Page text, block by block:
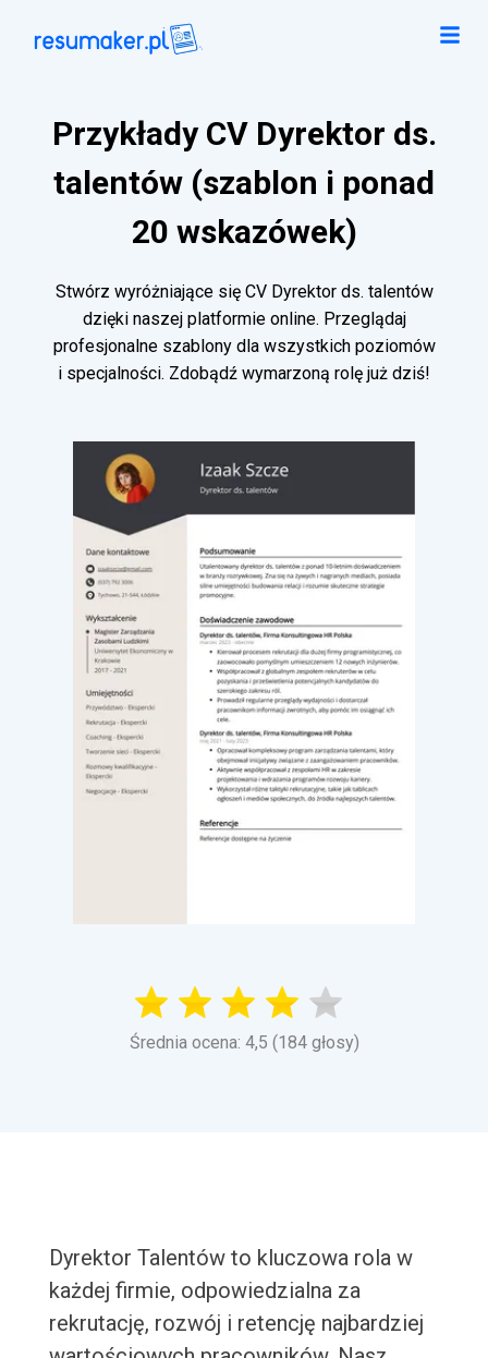
Przykłady CV Dyrektor ds.
talentów (szablon i ponad
20 wskazówek)
Stwórz wyróżniające się CV Dyrektor ds. talentów
dzięki naszej platformie online. Przeglądaj
profesjonalne szablony dla wszystkich poziomów
i specjalności. Zdobądź wymarzoną rolę już dziś!
Średnia ocena: 4,5 (184 głosy)
Dyrektor Talentów to kluczowa rola w
każdej firmie, odpowiedzialna za
rekrutację, rozwój i retencję najbardziej